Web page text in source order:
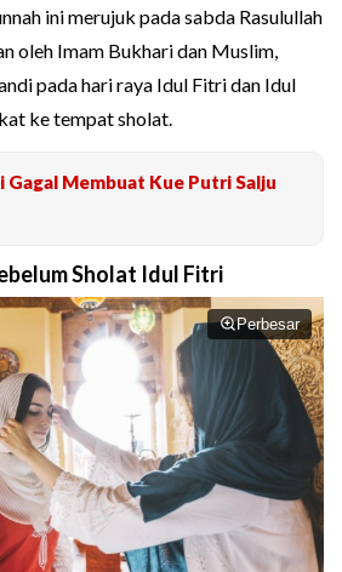
ini merujuk pada sabda Rasulullah
oleh Imam Bukhari dan Muslim,
pada hari raya Idul Fitri dan Idul
ke tempat sholat.
Gagal Membuat Kue Putri Salju
Sholat Idul Fitri
Perbesar